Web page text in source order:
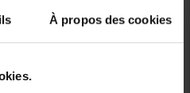
À propos des cookies
spécial et exclusif,
et efficacement la
C : Entièrement